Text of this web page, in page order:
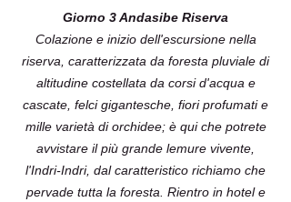
Giorno 3 Andasibe Riserva
Colazione e inizio dell'escursione nella
riserva, caratterizzata da foresta pluviale di
altitudine costellata da corsi d'acqua e
cascate, felci gigantesche, fiori profumati e
mille varietà di orchidee; è qui che potrete
avvistare il più grande lemure vivente,
l'Indri-Indri, dal caratteristico richiamo che
pervade tutta la foresta. Rientro in hotel e